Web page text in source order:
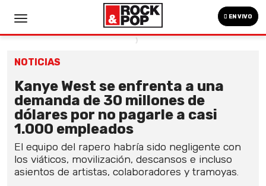
EN VIVO
NOTICIAS
Kanye West se enfrenta a una
demanda de 30 millones de
dólares por no pagarle a casi
1.000 empleados
El equipo del rapero habría sido negligente con
los viáticos, movilización, descansos e incluso
asientos de artistas, colaboradores y tramoyas.